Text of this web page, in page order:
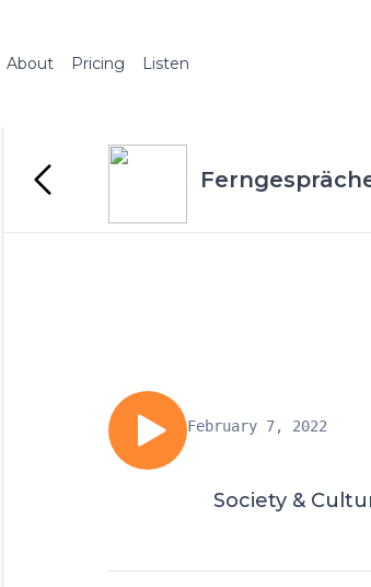
About Pricing Listen
February 7, 2022
Society &